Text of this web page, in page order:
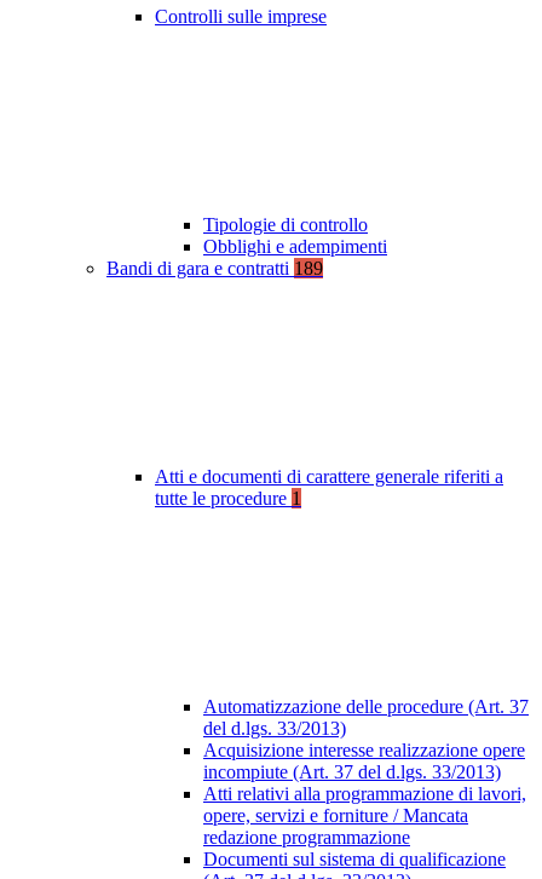
Controlli sulle imprese
Tipologie di controllo
Obblighi e adempimenti
Bandi di gara e contratti 189
Atti e documenti di carattere generale riferiti a
tutte le procedure 1
Automatizzazione delle procedure (Art. 37
del d.lgs. 33/2013)
Acquisizione interesse realizzazione opere
incompiute (Art. 37 del d.lgs. 33/2013)
Atti relativi alla programmazione di lavori,
opere, servizi e forniture / Mancata
redazione programmazione
Documenti sul sistema di qualificazione